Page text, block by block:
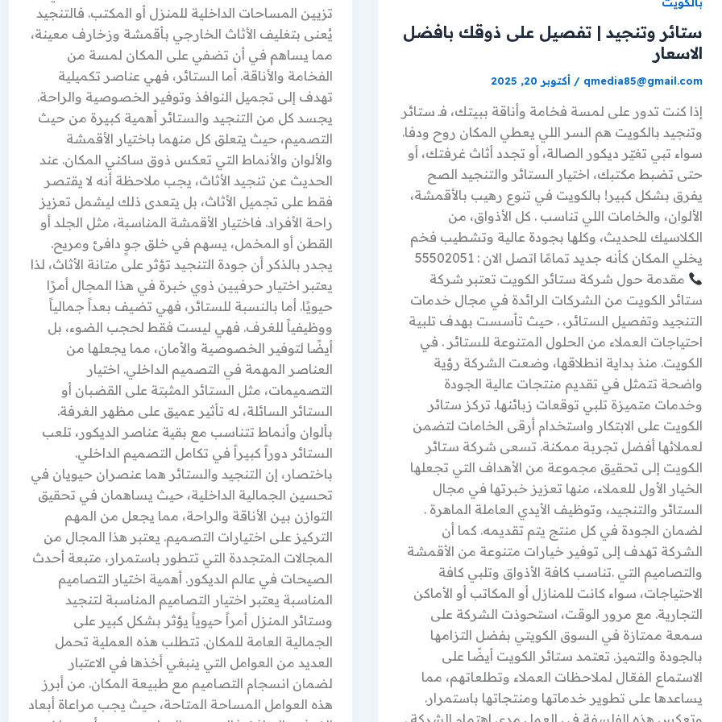
ستائر وتنجيد | تفصيل على ذوقك بافضل
الاسعار
qmedia85@gmail.com
/ أكتوبر 20, 2025
إذا كنت تدور على لمسة فخامة وأناقة ببيتك، فـ ستائر
وتنجيد بالكويت هم السر اللي يعطي المكان روح ودفا.
سواء تبي تغيّر ديكور الصالة، أو تجدد أثاث غرفتك، أو
حتى تضبط مكتبك، اختيار الستائر والتنجيد الصح
يفرق بشكل كبير! بالكويت في تنوع رهيب بالأقمشة،
الألوان، والخامات اللي تناسب . كل الأذواق، من
الكلاسيك للحديث، وكلها بجودة عالية وتشطيب فخم
يخلي المكان كأنه جديد تمامًا اتصل الان : 55502051
مقدمة حول شركة ستائر الكويت تعتبر شركة
ستائر الكويت من الشركات الرائدة في مجال خدمات
التنجيد وتفصيل الستائر، . حيث تأسست بهدف تلبية
احتياجات العملاء من الحلول المتنوعة للستائر . في
الكويت. منذ بداية انطلاقها، وضعت الشركة رؤية
واضحة تتمثل في تقديم منتجات عالية الجودة
وخدمات متميزة تلبي توقعات زبائنها. تركز ستائر
الكويت على الابتكار واستخدام أرقى الخامات لتضمن
لعملائها أفضل تجربة ممكنة. تسعى شركة ستائر
الكويت إلى تحقيق مجموعة من الأهداف التي تجعلها
الخيار الأول للعملاء، منها تعزيز خبرتها في مجال
الستائر والتنجيد، وتوظيف الأيدي العاملة الماهرة .
لضمان الجودة في كل منتج يتم تقديمه. كما أن
الشركة تهدف إلى توفير خيارات متنوعة من الأقمشة
والتصاميم التي .تناسب كافة الأذواق وتلبي كافة
الاحتياجات، سواء كانت للمنازل أو المكاتب أو الأماكن
التجارية. مع مرور الوقت، استحوذت الشركة على
سمعة ممتازة في السوق الكويتي بفضل التزامها
بالجودة والتميز. تعتمد ستائر الكويت أيضًا على
الاستماع الفعّال لملاحظات العملاء وتطلعاتهم، مما
يساعدها على تطوير خدماتها ومنتجاتها باستمرار.
وتعكس هذه الفلسفة في العمل مدى اهتمام الشركة .
تزيين المساحات الداخلية للمنزل أو المكتب. فالتنجيد
يُعنى بتغليف الأثاث الخارجي بأقمشة وزخارف معينة،
مما يساهم في أن تضفي على المكان لمسة من
الفخامة والأناقة. أما الستائر، فهي عناصر تكميلية
تهدف إلى تجميل النوافذ وتوفير الخصوصية والراحة.
يجسد كل من التنجيد والستائر أهمية كبيرة من حيث
التصميم، حيث يتعلق كل منهما باختيار الأقمشة
والألوان والأنماط التي تعكس ذوق ساكني المكان. عند
الحديث عن تنجيد الأثاث، يجب ملاحظة أنه لا يقتصر
فقط على تجميل الأثاث، بل يتعدى ذلك ليشمل تعزيز
راحة الأفراد. فاختيار الأقمشة المناسبة، مثل الجلد أو
القطن أو المخمل، يسهم في خلق جوٍ دافئ ومريح.
يجدر بالذكر أن جودة التنجيد تؤثر على متانة الأثاث، لذا
يعتبر اختيار حرفيين ذوي خبرة في هذا المجال أمرًا
حيويًا. أما بالنسبة للستائر، فهي تضيف بعداً جمالياً
ووظيفياً للغرف. فهي ليست فقط لحجب الضوء، بل
أيضًا لتوفير الخصوصية والأمان، مما يجعلها من
العناصر المهمة في التصميم الداخلي. اختيار
التصميمات، مثل الستائر المثبتة على القضبان أو
الستائر السائلة، له تأثير عميق على مظهر الغرفة.
بألوان وأنماط تتناسب مع بقية عناصر الديكور، تلعب
الستائر دوراً كبيراً في تكامل التصميم الداخلي.
باختصار، إن التنجيد والستائر هما عنصران حيويان في
تحسين الجمالية الداخلية، حيث يساهمان في تحقيق
التوازن بين الأناقة والراحة، مما يجعل من المهم
التركيز على اختيارات التصميم. يعتبر هذا المجال من
المجالات المتجددة التي تتطور باستمرار، متبعة أحدث
الصيحات في عالم الديكور. أهمية اختيار التصاميم
المناسبة يعتبر اختيار التصاميم المناسبة لتنجيد
وستائر المنزل أمراً حيوياً يؤثر بشكل كبير على
الجمالية العامة للمكان. تتطلب هذه العملية تحمل
العديد من العوامل التي ينبغي أخذها في الاعتبار
لضمان انسجام التصاميم مع طبيعة المكان. من أبرز
هذه العوامل المساحة المتاحة، حيث يجب مراعاة أبعاد